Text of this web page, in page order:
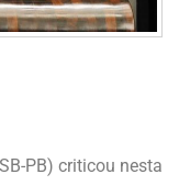
PB) criticou nesta